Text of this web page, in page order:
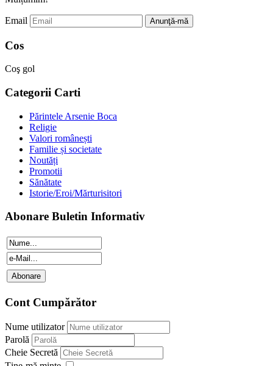
Email
Cos
Coş gol
Categorii Carti
Părintele Arsenie Boca
Religie
Valori românești
Familie și societate
Noutăți
Promotii
Sănătate
Istorie/Eroi/Mărturisitori
Abonare Buletin Informativ
Cont Cumpărător
Nume utilizator
Parolă
Cheie Secretă